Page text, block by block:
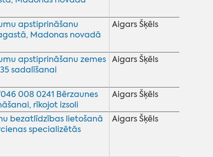
apstiprināšanu
Madonas novadā
Aigars Šķēls
apstiprināšanu zemes
sadalīšanai
Aigars Šķēls
008 0241 Bērzaunes
rīkojot izsoli
Aigars Šķēls
bezatlīdzības lietošanā
specializētās
Aigars Šķēls